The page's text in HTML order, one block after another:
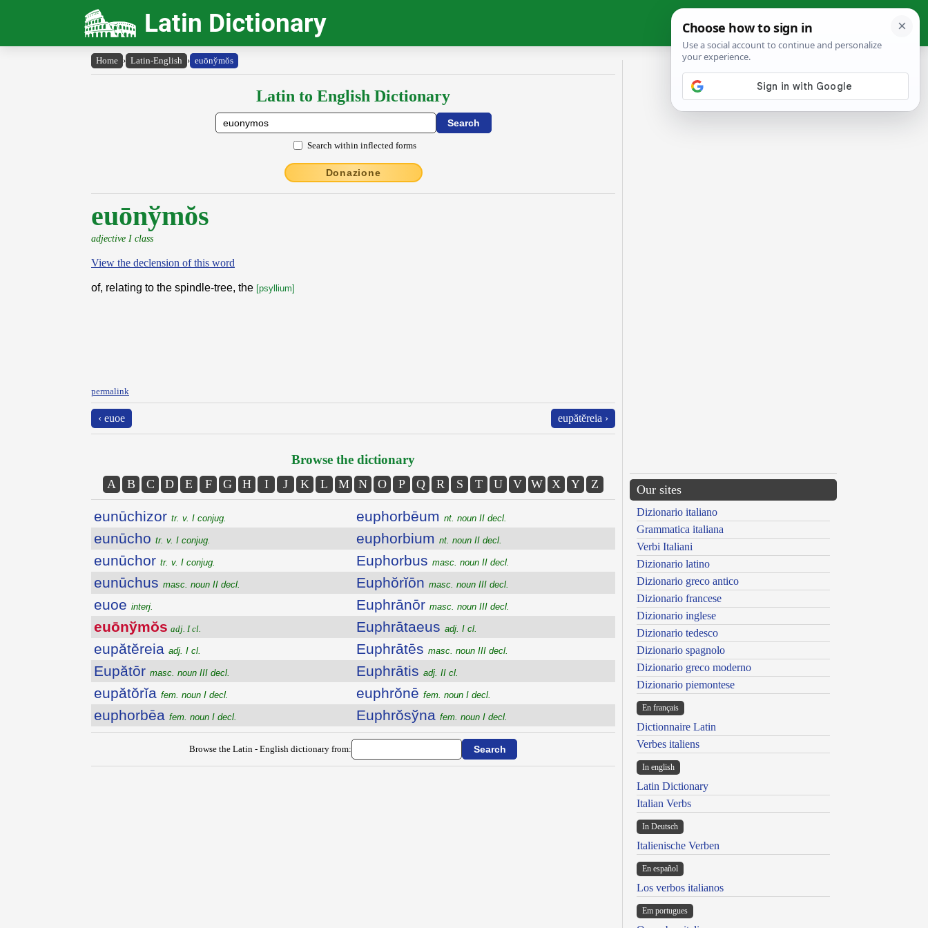
Latin Dictionary
Home › Latin-English › euōny̆mŏs
Latin to English Dictionary
Search within inflected forms
Donazione
euōnўmŏs
adjective I class
View the declension of this word
of, relating to the spindle-tree, the [psyllium]
permalink
‹ euoe eupătĕreia ›
Browse the dictionary
A B C D E F G H I J K L M N O P Q R S T U V W X Y Z
eunūchizor tr. v. I conjug.
eunūcho tr. v. I conjug.
eunūchor tr. v. I conjug.
eunūchus masc. noun II decl.
euoe interj.
euōnўmŏs adj. I cl.
eupătĕreia adj. I cl.
Eupătōr masc. noun III decl.
eupătŏrĭa fem. noun I decl.
euphorbēa fem. noun I decl.
euphorbēum nt. noun II decl.
euphorbium nt. noun II decl.
Euphorbus masc. noun II decl.
Euphŏrĭōn masc. noun III decl.
Euphrānōr masc. noun III decl.
Euphrātaeus adj. I cl.
Euphrātēs masc. noun III decl.
Euphrātis adj. II cl.
euphrŏnē fem. noun I decl.
Euphrŏsўna fem. noun I decl.
Browse the Latin - English dictionary from:
Our sites
Dizionario italiano
Grammatica italiana
Verbi Italiani
Dizionario latino
Dizionario greco antico
Dizionario francese
Dizionario inglese
Dizionario tedesco
Dizionario spagnolo
Dizionario greco moderno
Dizionario piemontese
En français
Dictionnaire Latin
Verbes italiens
In english
Latin Dictionary
Italian Verbs
In Deutsch
Italienische Verben
En español
Los verbos italianos
Em portugues